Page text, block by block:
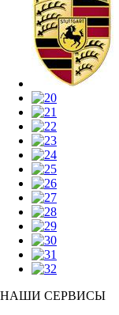
НАШИ СЕРВИСЫ